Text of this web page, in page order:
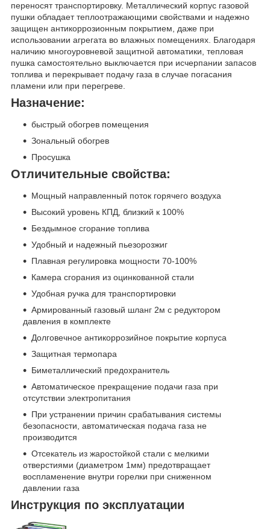
переносят транспортировку. Металлический корпус газовой
пушки обладает теплоотражающими свойствами и надежно
защищен антикоррозионным покрытием, даже при
использовании агрегата во влажных помещениях. Благодаря
наличию многоуровневой защитной автоматики, тепловая
пушка самостоятельно выключается при исчерпании запасов
топлива и перекрывает подачу газа в случае погасания
пламени или при перегреве.
Назначение:
быстрый обогрев помещения
Зональный обогрев
Просушка
Отличительные свойства:
Мощный направленный поток горячего воздуха
Высокий уровень КПД, близкий к 100%
Бездымное сгорание топлива
Удобный и надежный пьезорозжиг
Плавная регулировка мощности 70-100%
Камера сгорания из оцинкованной стали
Удобная ручка для транспортировки
Армированный газовый шланг 2м с редуктором
давления в комплекте
Долговечное антикоррозийное покрытие корпуса
Защитная термопара
Биметаллический предохранитель
Автоматическое прекращение подачи газа при
отсутствии электропитания
При устранении причин срабатывания системы
безопасности, автоматическая подача газа не
производится
Отсекатель из жаростойкой стали с мелкими
отверстиями (диаметром 1мм) предотвращает
воспламенение внутри горелки при сниженном
давлении газа
Инструкция по эксплуатации